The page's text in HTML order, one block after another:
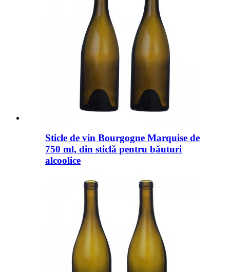
Sticle de vin Bourgogne Marquise de
750 ml, din sticlă pentru băuturi
alcoolice